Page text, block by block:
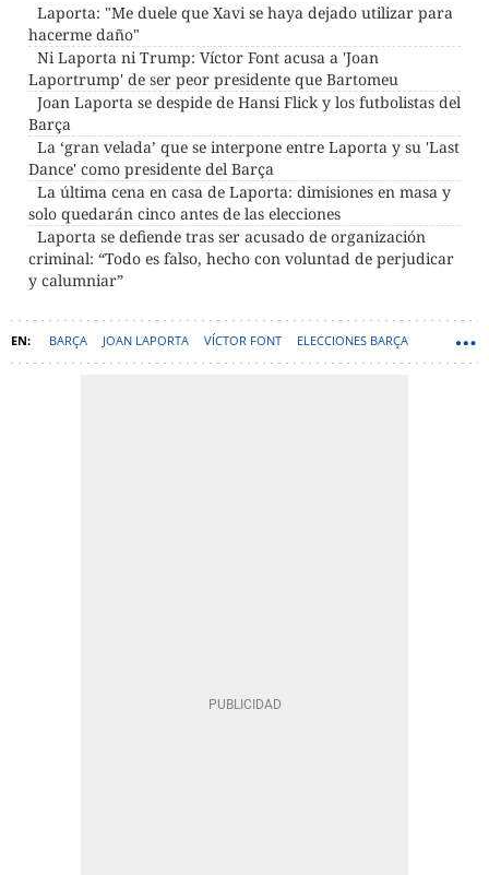
Laporta: "Me duele que Xavi se haya dejado utilizar para
hacerme daño"
Ni Laporta ni Trump: Víctor Font acusa a 'Joan
Laportrump' de ser peor presidente que Bartomeu
Joan Laporta se despide de Hansi Flick y los futbolistas del
Barça
La ‘gran velada’ que se interpone entre Laporta y su 'Last
Dance' como presidente del Barça
La última cena en casa de Laporta: dimisiones en masa y
solo quedarán cinco antes de las elecciones
Laporta se defiende tras ser acusado de organización
criminal: “Todo es falso, hecho con voluntad de perjudicar
y calumniar”
BARÇA JOAN LAPORTA VÍCTOR FONT ELECCIONES BARÇA